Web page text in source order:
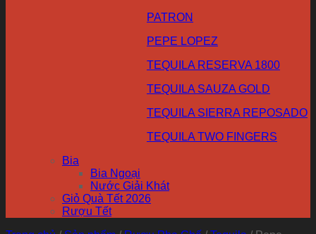
PATRON
PEPE LOPEZ
TEQUILA RESERVA 1800
TEQUILA SAUZA GOLD
TEQUILA SIERRA REPOSADO
TEQUILA TWO FINGERS
Bia
Bia Ngoại
Nước Giải Khát
Giỏ Quà Tết 2026
Rượu Tết